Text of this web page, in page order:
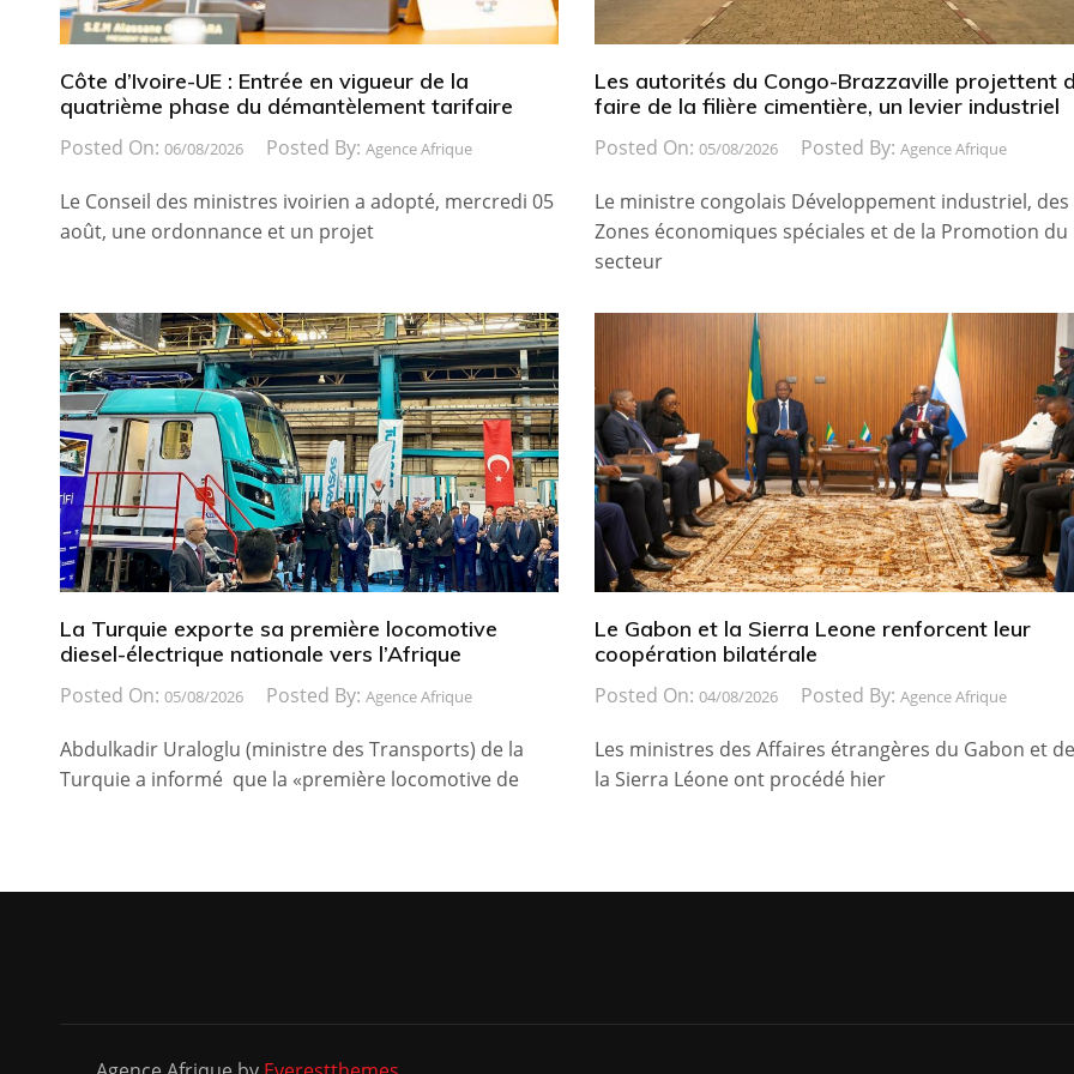
Côte d’Ivoire-UE : Entrée en vigueur de la
quatrième phase du démantèlement tarifaire
Posted On: 06/08/2026 Posted By: Agence Afrique
Le Conseil des ministres ivoirien a adopté, mercredi 05
août, une ordonnance et un projet
Les autorités du Congo-Brazzaville projettent
faire de la filière cimentière, un levier industriel
Posted On: 05/08/2026 Posted By: Agence Afrique
Le ministre congolais Développement industriel, des
Zones économiques spéciales et de la Promotion du
secteur
La Turquie exporte sa première locomotive
diesel-électrique nationale vers l’Afrique
Posted On: 05/08/2026 Posted By: Agence Afrique
Abdulkadir Uraloglu (ministre des Transports) de la
Turquie a informé que la «première locomotive de
Le Gabon et la Sierra Leone renforcent leur
coopération bilatérale
Posted On: 04/08/2026 Posted By: Agence Afrique
Les ministres des Affaires étrangères du Gabon et de
la Sierra Léone ont procédé hier